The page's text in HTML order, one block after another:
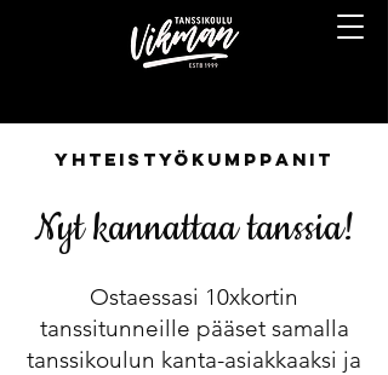
Yhteistyökumppanit
Nyt kannattaa tanssia!
Ostaessasi 10xkortin
tanssitunneille pääset samalla
tanssikoulun kanta-asiakkaaksi ja